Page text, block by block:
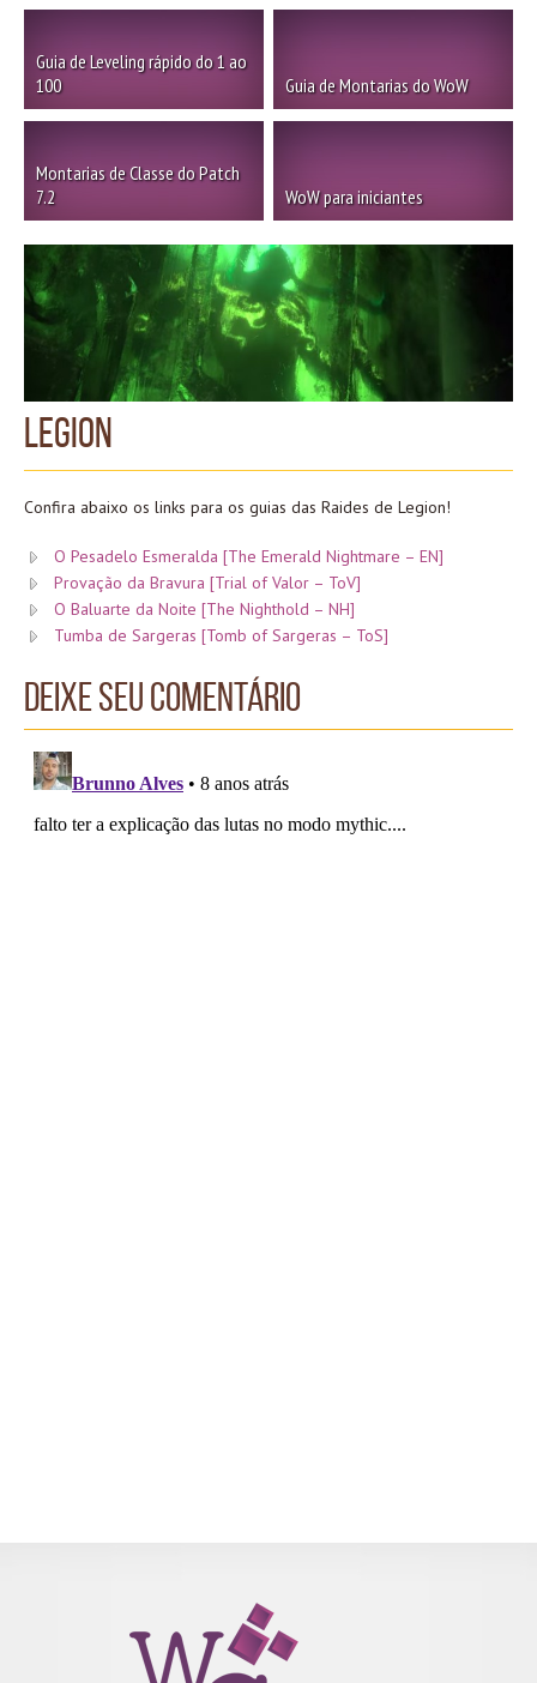
Guia de Leveling rápido do 1 ao
100
Guia de Montarias do WoW
Montarias de Classe do Patch
7.2
WoW para iniciantes
Legion
Confira abaixo os links para os guias das Raides de Legion!
O Pesadelo Esmeralda [The Emerald Nightmare – EN]
Provação da Bravura [Trial of Valor – ToV]
O Baluarte da Noite [The Nighthold – NH]
Tumba de Sargeras [Tomb of Sargeras – ToS]
Deixe seu comentário